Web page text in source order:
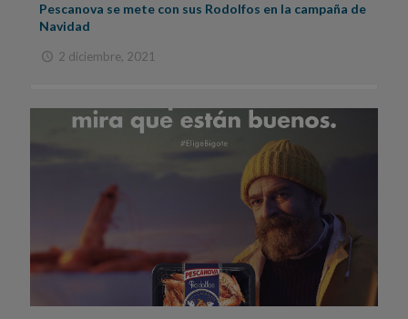
Pescanova se mete con sus Rodolfos en la campaña de
Navidad
2 diciembre, 2021